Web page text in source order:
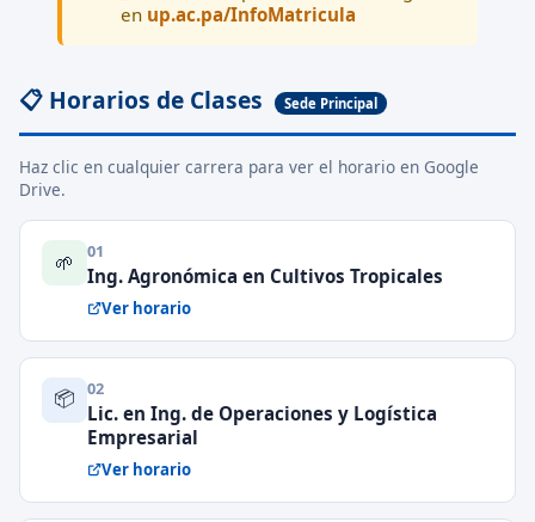
en up.ac.pa/InfoMatricula
📋 Horarios de Clases Sede Principal
Haz clic en cualquier carrera para ver el horario en Google
Drive.
🌱 01
Ing. Agronómica en Cultivos Tropicales
Ver horario
📦 02
Lic. en Ing. de Operaciones y Logística
Empresarial
Ver horario